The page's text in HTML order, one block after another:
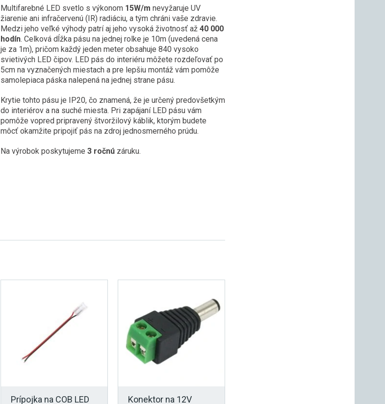
Multifarebné LED svetlo s výkonom 15W/m nevyžaruje UV
žiarenie ani infračervenú (IR) radiáciu, a tým chráni vaše zdravie.
Medzi jeho veľké výhody patrí aj jeho vysoká životnosť až 40 000
hodín. Celková dĺžka pásu na jednej rolke je 10m (uvedená cena
je za 1m), pričom každý jeden meter obsahuje 840 vysoko
svietivých LED čipov. LED pás do interiéru môžete rozdeľovať po
5cm na vyznačených miestach a pre lepšiu montáž vám pomôže
samolepiaca páska nalepená na jednej strane pásu.
Krytie tohto pásu je IP20, čo znamená, že je určený predovšetkým
do interiérov a na suché miesta. Pri zapájaní LED pásu vám
pomôže vopred pripravený štvoržilový káblik, ktorým budete
môcť okamžite pripojiť pás na zdroj jednosmerného prúdu.
Na výrobok poskytujeme 3 ročnú záruku.
Prípojka na COB LED
Konektor na 12V